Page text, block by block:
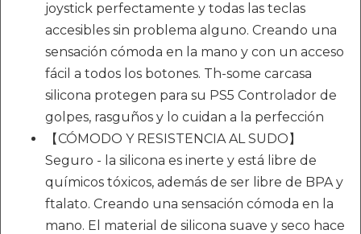
joystick perfectamente y todas las teclas
accesibles sin problema alguno. Creando una
sensación cómoda en la mano y con un acceso
fácil a todos los botones. Th-some carcasa
silicona protegen para su PS5 Controlador de
golpes, rasguños y lo cuidan a la perfección
【CÓMODO Y RESISTENCIA AL SUDO】
Seguro - la silicona es inerte y está libre de
químicos tóxicos, además de ser libre de BPA y
ftalato. Creando una sensación cómoda en la
mano. El material de silicona suave y seco hace